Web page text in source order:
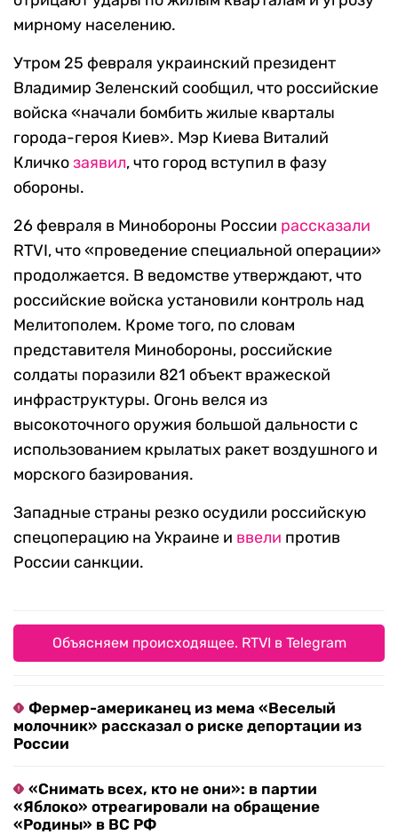
мирному населению.
Утром 25 февраля украинский президент
Владимир Зеленский сообщил, что российские
войска «начали бомбить жилые кварталы
города-героя Киев». ​​Мэр Киева Виталий
Кличкозаявил, что город вступил в фазу
обороны.
26 февраля в Минобороны России рассказали
RTVI, что «проведение специальной операции»
продолжается. В ведомстве утверждают, что
российские войска установили контроль над
Мелитополем. Кроме того, по словам
представителя Минобороны, российские
солдаты поразили 821 объект вражеской
инфраструктуры. Огонь велся из
высокоточного оружия большой дальности с
использованием крылатых ракет воздушного и
морского базирования.
Западные страны резко осудили российскую
спецоперацию на Украине и ввели против
России санкции.
Объясняем происходящее. RTVI в Telegram
Фермер-американец из мема «Веселый
молочник» рассказал о риске депортации из
России
«Снимать всех, кто не они»: в партии
«Яблоко» отреагировали на обращение
«Родины» в ВС РФ